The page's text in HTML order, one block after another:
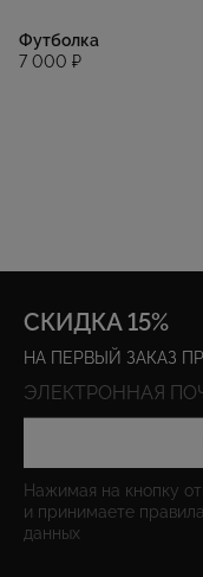
Футболка
7 000 ₽
СКИДКА 15%
НА ПЕРВЫЙ ЗАКАЗ
Нажимая на кнопку
и принимаете правила
данных